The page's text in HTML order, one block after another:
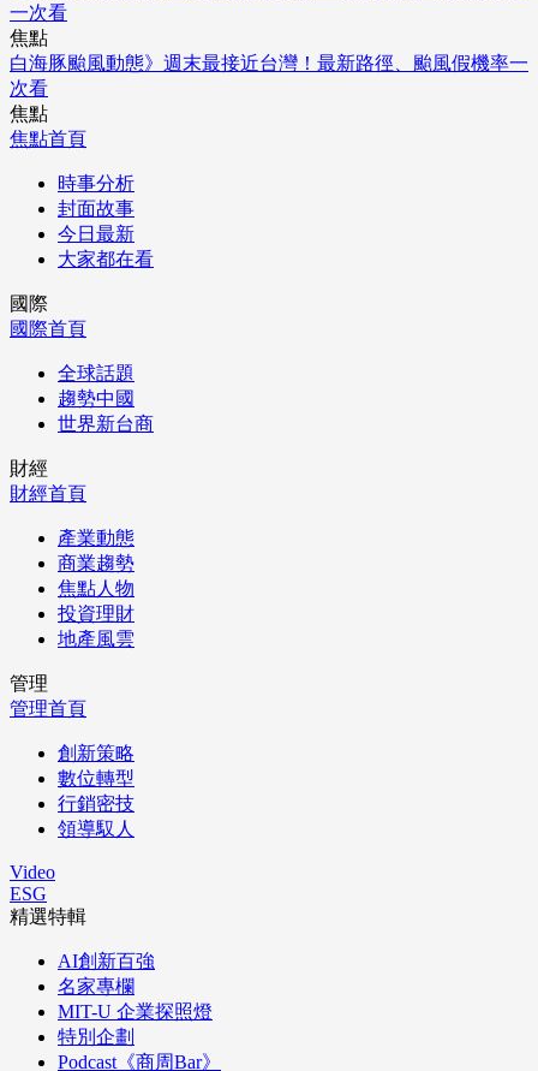
焦點
白海豚颱風動態》週末最接近台灣！最新路徑、颱風假機率一
次看
焦點
焦點首頁
時事分析
封面故事
今日最新
大家都在看
國際
國際首頁
全球話題
趨勢中國
世界新台商
財經
財經首頁
產業動態
商業趨勢
焦點人物
投資理財
地產風雲
管理
管理首頁
創新策略
數位轉型
行銷密技
領導馭人
Video
ESG
精選特輯
AI創新百強
名家專欄
MIT-U 企業探照燈
特別企劃
Podcast《商周Bar》